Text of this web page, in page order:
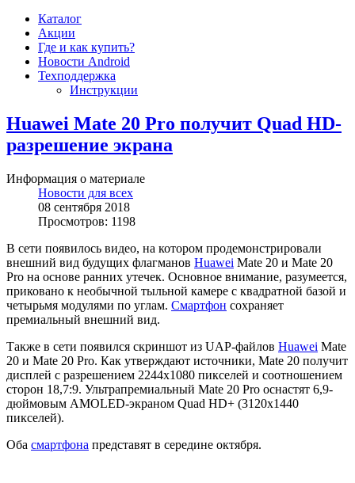
Каталог
Акции
Где и как купить?
Новости Android
Техподдержка
Инструкции
Huawei Mate 20 Pro получит Quad HD-
разрешение экрана
Информация о материале
Новости для всех
08 сентября 2018
Просмотров: 1198
В сети появилось видео, на котором продемонстрировали
внешний вид будущих флагманов Huawei Mate 20 и Mate 20
Pro на основе ранних утечек. Основное внимание, разумеется,
приковано к необычной тыльной камере с квадратной базой и
четырьмя модулями по углам. Смартфон сохраняет
премиальный внешний вид.
Также в сети появился скриншот из UAP-файлов Huawei Mate
20 и Mate 20 Pro. Как утверждают источники, Mate 20 получит
дисплей с разрешением 2244x1080 пикселей и соотношением
сторон 18,7:9. Ультрапремиальный Mate 20 Pro оснастят 6,9-
дюймовым AMOLED-экраном Quad HD+ (3120х1440
пикселей).
Оба смартфона представят в середине октября.